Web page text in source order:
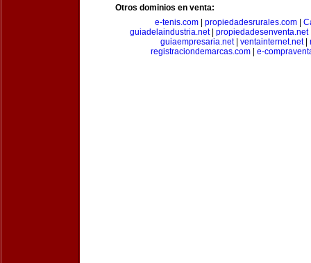
Otros dominios en venta:
e-tenis.com
propiedadesrurales.com
guiadelaindustria.net propiedadesenventa.net
guiaempresaria.net| ventainternet.net|
registraciondemarcas.com
e-